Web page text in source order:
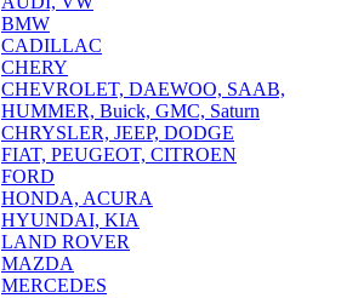
BMW
CADILLAC
CHERY
CHEVROLET, DAEWOO, SAAB,
HUMMER, Buick, GMC, Saturn
CHRYSLER, JEEP, DODGE
FIAT, PEUGEOT, CITROEN
FORD
HONDA, ACURA
HYUNDAI, KIA
LAND ROVER
MAZDA
MERCEDES